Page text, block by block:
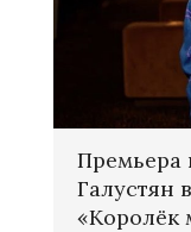
Премьера
Галустян
«Королёк